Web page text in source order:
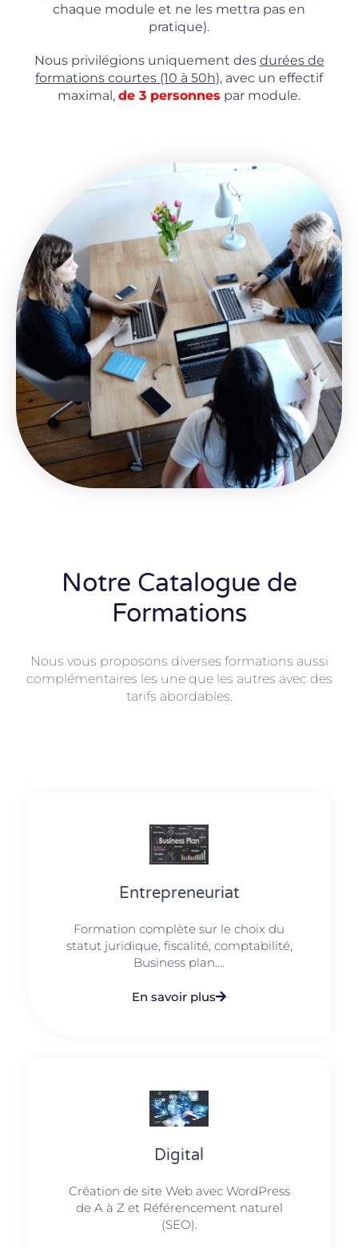
chaque module et ne les mettra pas en
pratique).
Nous privilégions uniquement des durées de
formations courtes (10 à 50h), avec un effectif
maximal, de 3 personnes par module.
Notre Catalogue de
Formations
Nous vous proposons diverses formations aussi
complémentaires les une que les autres avec des
tarifs abordables.
Entrepreneuriat
Formation complète sur le choix du
statut juridique, fiscalité, comptabilité,
Business plan....
En savoir plus
Digital
Création de site Web avec WordPress
de A à Z et Référencement naturel
(SEO).